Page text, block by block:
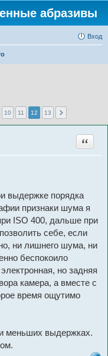
абразивы
Вход
10 11 12 13
Цитата
выдержке порядка
признаки шума я
ISO 400, дальше при
себе, если
ни лишнего шума, ни
беспокоило
но задняя
камера, а вместе с
время ощутимо
меньших выдержках.